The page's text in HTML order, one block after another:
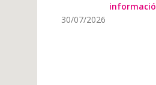
informació
30/07/2026